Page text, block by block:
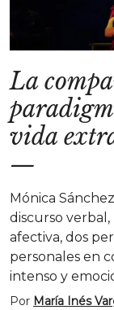
La
vida
—
Mónica
discurso
afectiva, dos
personales en
intenso y
Por María Inés